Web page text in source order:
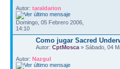
Autor: taraldarion
Domingo, 05 Febrero 2006,
14:10
Como jugar Sacred
Autor: CptMosca » Sábado, 04
Autor: Nazgul